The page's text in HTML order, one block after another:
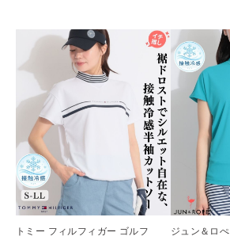
トミー フィルフィガー ゴルフ ジュン＆ロぺ